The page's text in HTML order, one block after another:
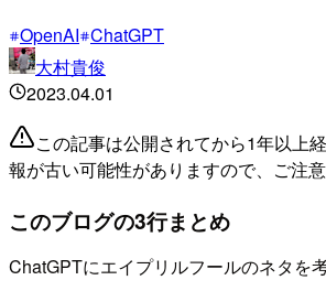
OpenAI ChatGPT
大村貴俊
2023.04.01
この記事は公開されてから1年以上
報が古い可能性がありますので、ご注意
このブログの3行まとめ
ChatGPTにエイプリルフールのネタを